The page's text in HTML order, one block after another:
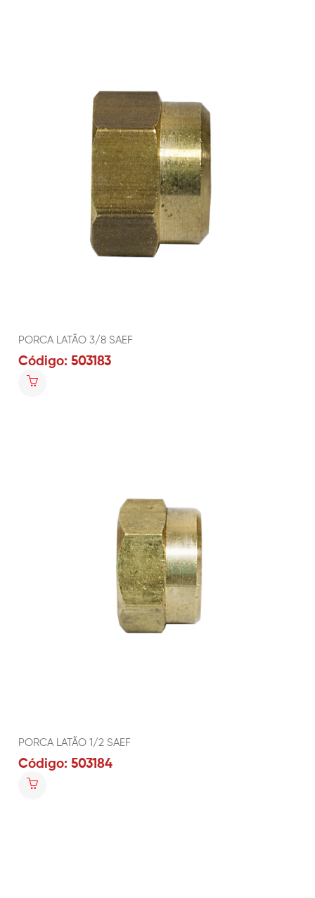
PORCA LATÃO 3/8 SAEF
Código: 503183
PORCA LATÃO 1/2 SAEF
Código: 503184